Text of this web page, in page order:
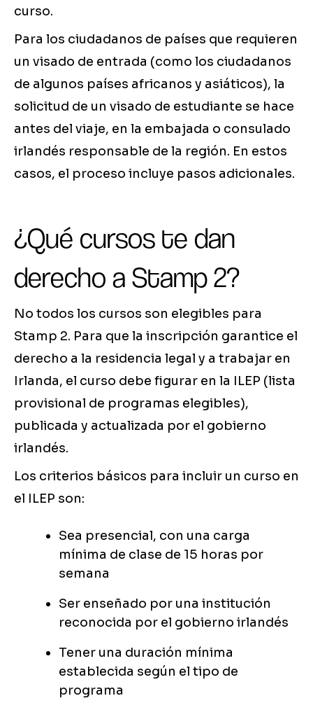
curso.
Para los ciudadanos de países que requieren
un visado de entrada (como los ciudadanos
de algunos países africanos y asiáticos), la
solicitud de un visado de estudiante se hace
antes del viaje, en la embajada o consulado
irlandés responsable de la región. En estos
casos, el proceso incluye pasos adicionales.
¿Qué cursos te dan
derecho a Stamp 2?
No todos los cursos son elegibles para
Stamp 2. Para que la inscripción garantice el
derecho a la residencia legal y a trabajar en
Irlanda, el curso debe figurar en la ILEP (lista
provisional de programas elegibles),
publicada y actualizada por el gobierno
irlandés.
Los criterios básicos para incluir un curso en
el ILEP son:
Sea presencial, con una carga
mínima de clase de 15 horas por
semana
Ser enseñado por una institución
reconocida por el gobierno irlandés
Tener una duración mínima
establecida según el tipo de
programa